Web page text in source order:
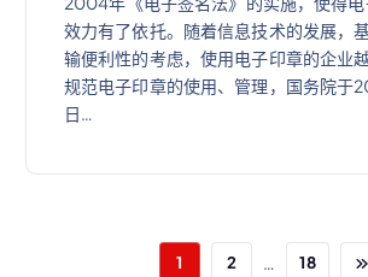
效力有了依托。随着信息技术的发展，
输便利性的考虑，使用电子印章的企业
规范电子印章的使用、管理，国务院于
日…
1 2 18